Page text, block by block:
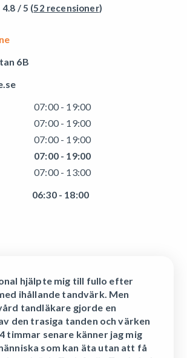
4.8 / 5 (52 recensioner)
6B
07:00 - 19:00
07:00 - 19:00
07:00 - 19:00
07:00 - 19:00
07:00 - 13:00
06:30 - 18:00
hjälpte mig till fullo efter
ihållande tandvärk. Men
tandläkare gjorde en
den trasiga tanden och värken
timmar senare känner jag mig
som kan äta utan att få